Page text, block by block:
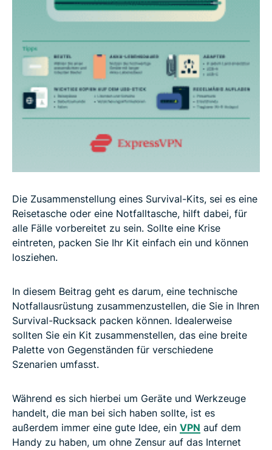
Die Zusammenstellung eines Survival-Kits, sei es eine
Reisetasche oder eine Notfalltasche, hilft dabei, für
alle Fälle vorbereitet zu sein. Sollte eine Krise
eintreten, packen Sie Ihr Kit einfach ein und können
losziehen.
In diesem Beitrag geht es darum, eine technische
Notfallausrüstung zusammenzustellen, die Sie in Ihren
Survival-Rucksack packen können. Idealerweise
sollten Sie ein Kit zusammenstellen, das eine breite
Palette von Gegenständen für verschiedene
Szenarien umfasst.
Während es sich hierbei um Geräte und Werkzeuge
handelt, die man bei sich haben sollte, ist es
außerdem immer eine gute Idee, ein VPN auf dem
Handy zu haben, um ohne Zensur auf das Internet